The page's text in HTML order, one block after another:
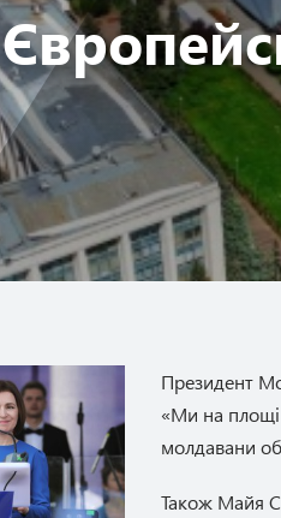
Президент
«Ми на площі
молдавани
Також Майя